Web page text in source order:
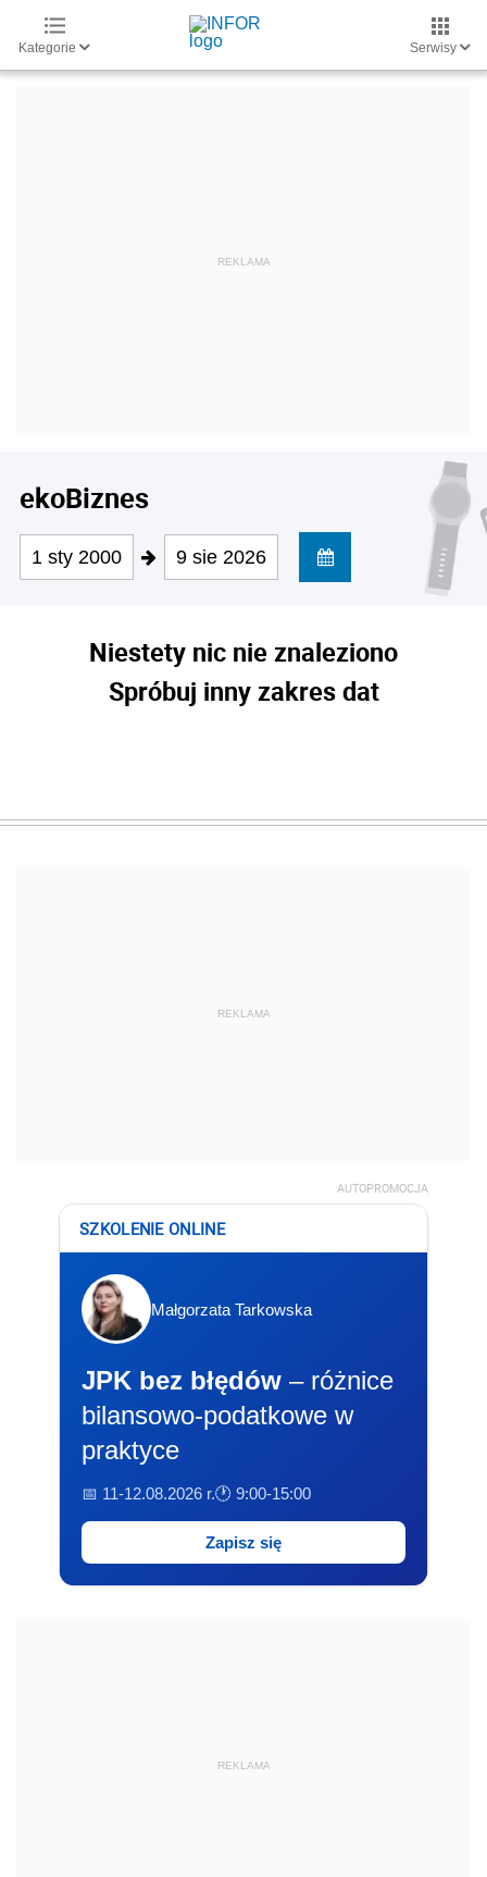
Kategorie Serwisy
ekoBiznes
1 sty 2000 9 sie 2026
Niestety nic nie znaleziono
Spróbuj inny zakres dat
REKLAMA
AUTOPROMOCJA
SZKOLENIE ONLINE
Małgorzata Tarkowska
JPK bez błędów – różnice
bilansowo-podatkowe w
praktyce
📅 11-12.08.2026 r.🕐 9:00-15:00
Zapisz się
REKLAMA